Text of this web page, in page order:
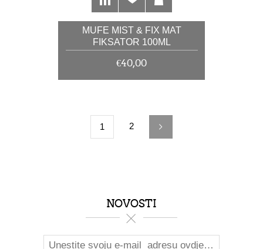
MUFE MIST & FIX MAT
FIKSATOR 100ML
€40,00
1 2
NOVOSTI